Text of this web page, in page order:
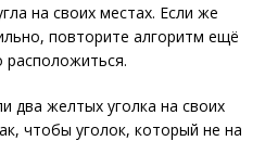
на своих местах. Если же
повторите алгоритм ещё
расположиться.
два желтых уголка на своих
чтобы уголок, который не на